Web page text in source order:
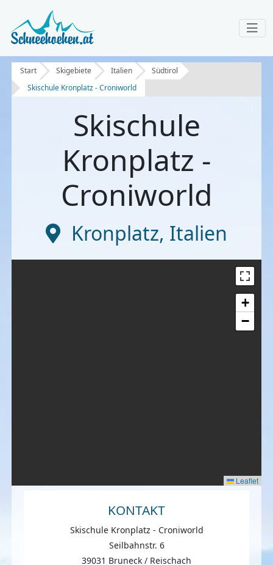
Start Skigebiete Italien
Südtirol
Skischule Kronplatz - Croniworld
Skischule
Kronplatz -
Croniworld
Kronplatz, Italien
+
−
Leaflet
KONTAKT
Skischule Kronplatz - Croniworld
Seilbahnstr. 6
39031 Bruneck / Reischach